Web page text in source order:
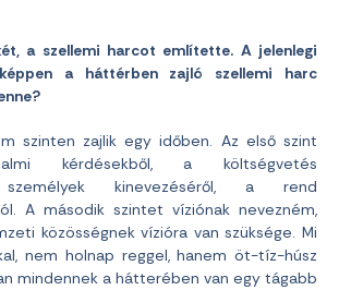
a szellemi harcot említette. A jelenlegi
a háttérben zajló szellemi harc
szinten zajlik egy időben. Az első szint
kérdésekből, a költségvetés
személyek kinevezéséről, a rend
A második szintet víziónak nevezném,
közösségnek vízióra van szüksége. Mi
nem holnap reggel, hanem öt-tíz-húsz
mindennek a hátterében van egy tágabb